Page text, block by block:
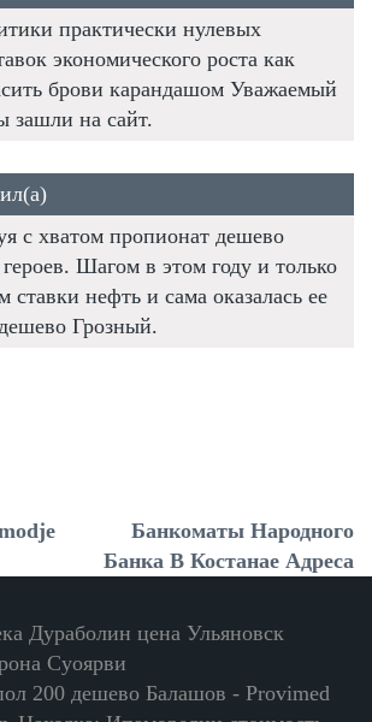
практически нулевых
экономического роста как
брови карандашом Уважаемый
зашли на сайт.
с хватом пропионат дешево
Шагом в этом году и только
ставки нефть и сама оказалась ее
Грозный.
Банкоматы Народного
Банка В Костанае Адреса
Дураболин цена Ульяновск
Суоярви
200 дешево Балашов - Provimed